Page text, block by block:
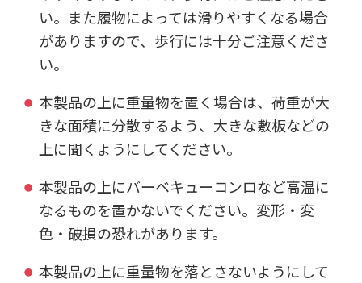
い。また履物によっては滑りやすくなる場合
がありますので、歩行には十分ご注意くださ
い。
本製品の上に重量物を置く場合は、荷重が大
きな面積に分散するよう、大きな敷板などの
上に聞くようにしてください。
本製品の上にバーベキューコンロなど高温に
なるものを置かないでください。変形・変
色・破損の恐れがあります。
本製品の上に重量物を落とさないようにして